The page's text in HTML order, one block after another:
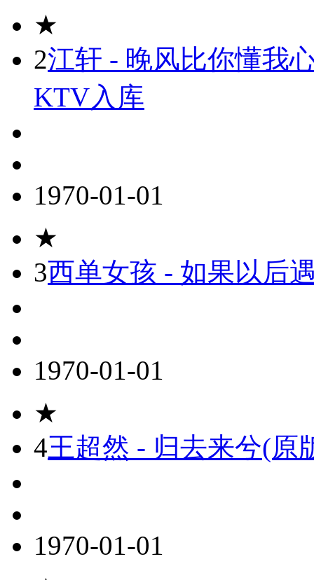
★
2江轩 - 晚风比你懂我
KTV入库
1970-01-01
★
3西单女孩 - 如果以后
1970-01-01
★
4王超然 - 归去来兮(原
1970-01-01